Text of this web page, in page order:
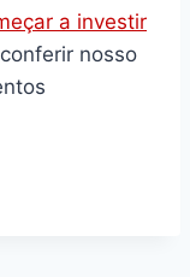
a investir
nosso